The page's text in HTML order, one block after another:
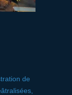
de